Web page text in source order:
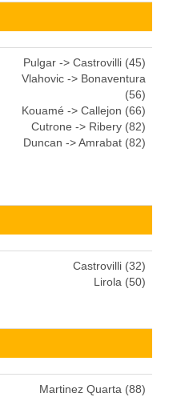
Pulgar -> Castrovilli (45)
Vlahovic -> Bonaventura
(56)
Kouamé -> Callejon (66)
Cutrone -> Ribery (82)
Duncan -> Amrabat (82)
Castrovilli (32)
Lirola (50)
Martinez Quarta (88)